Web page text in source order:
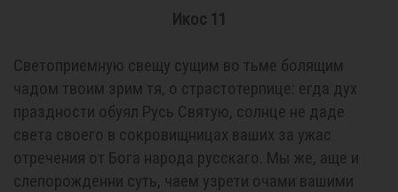
Икос 11
Светоприемную свещу сущим во тьме болящим
чадом твоим зрим тя, о страстотерпице: егда дух
праздности обуял Русь Святую, солнце не даде
света своего в сокровищницах ваших за ужас
отречения от Бога народа русскаго. Мы же, аще и
слепорожденни суть, чаем узрети очами вашими